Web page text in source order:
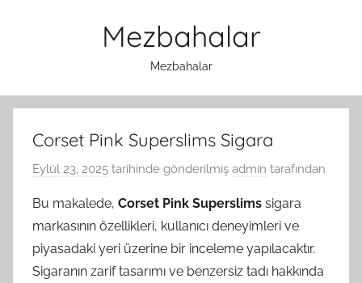
Mezbahalar
Mezbahalar
Corset Pink Superslims Sigara
Eylül 23, 2025 tarihinde gönderilmiş admin tarafından
Bu makalede, Corset Pink Superslims sigara
markasının özellikleri, kullanıcı deneyimleri ve
piyasadaki yeri üzerine bir inceleme yapılacaktır.
Sigaranın zarif tasarımı ve benzersiz tadı hakkında